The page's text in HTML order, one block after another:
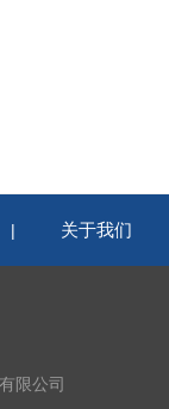
| 关于我们
限公司